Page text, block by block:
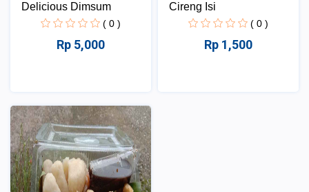
Delicious Dimsum
( 0 )
Rp 5,000
Cireng Isi
( 0 )
Rp 1,500